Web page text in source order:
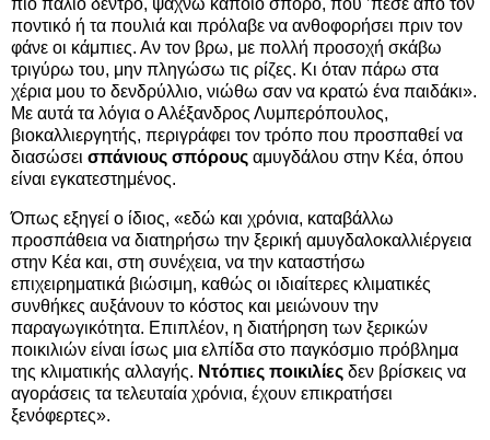
πιο παλιό δέντρο, ψάχνω κάποιο σπόρο, που ’πεσε από τον
ποντικό ή τα πουλιά και πρόλαβε να ανθοφορήσει πριν τον
φάνε οι κάμπιες. Αν τον βρω, με πολλή προσοχή σκάβω
τριγύρω του, μην πληγώσω τις ρίζες. Κι όταν πάρω στα
χέρια μου το δενδρύλλιο, νιώθω σαν να κρατώ ένα παιδάκι».
Με αυτά τα λόγια ο Αλέξανδρος Λυμπερόπουλος,
βιοκαλλιεργητής, περιγράφει τον τρόπο που προσπαθεί να
διασώσει σπάνιους σπόρους αμυγδάλου στην Κέα, όπου
είναι εγκατεστημένος.
Όπως εξηγεί ο ίδιος, «εδώ και χρόνια, καταβάλλω
προσπάθεια να διατηρήσω την ξερική αμυγδαλοκαλλιέργεια
στην Κέα και, στη συνέχεια, να την καταστήσω
επιχειρηματικά βιώσιμη, καθώς οι ιδιαίτερες κλιματικές
συνθήκες αυξάνουν το κόστος και μειώνουν την
παραγωγικότητα. Επιπλέον, η διατήρηση των ξερικών
ποικιλιών είναι ίσως μια ελπίδα στο παγκόσμιο πρόβλημα
της κλιματικής αλλαγής. Ντόπιες ποικιλίες δεν βρίσκεις να
αγοράσεις τα τελευταία χρόνια, έχουν επικρατήσει
ξενόφερτες».